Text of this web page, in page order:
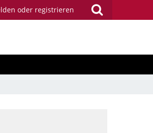
oder registrieren